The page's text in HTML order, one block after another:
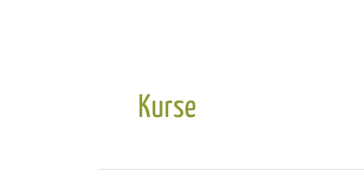
Kurse